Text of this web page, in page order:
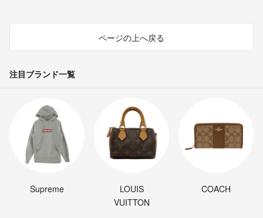
ページの上へ戻る
注目ブランド一覧
Supreme
LOUIS
VUITTON
COACH